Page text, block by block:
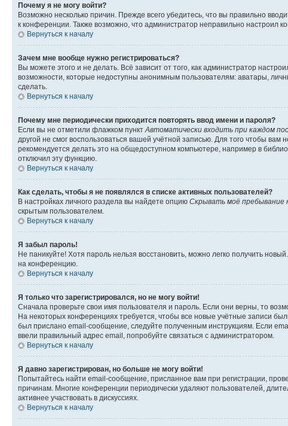
Почему я не могу войти?
Возможно несколько причин. Прежде всего убедитесь, что вы правильно
к конференции. Также возможно, что администратор неправильно настроил
Вернуться к началу
Зачем мне вообще нужно регистрироваться?
Вы можете этого и не делать. Всё зависит от того, как администратор
возможности, которые недоступны анонимным пользователям: аватары,
сделать.
Вернуться к началу
Почему мне периодически приходится повторять ввод имени и пароля?
Если вы не отметили флажком пункт Автоматически входить при каждом
другой не смог воспользоваться вашей учётной записью. Для того чтобы
рекомендуется делать это на общедоступном компьютере, например в
отключил эту функцию.
Вернуться к началу
Как сделать, чтобы я не появлялся в списке активных пользователей?
В настройках личного раздела вы найдете опцию Скрывать моё пребывание
скрытым пользователем.
Вернуться к началу
Я забыл пароль!
Не паникуйте! Хотя пароль нельзя восстановить, можно легко получить
на конференцию.
Вернуться к началу
Я только что зарегистрировался, но не могу войти!
Сначала проверьте свои имя пользователя и пароль. Если они верны, то
На некоторых конференциях требуется, чтобы все новые учётные записи
был прислано email-сообщение, следуйте полученным инструкциям. Если
ввели правильный адрес email, попробуйте связаться с администратором.
Вернуться к началу
Я давно зарегистрирован, но больше не могу войти!
Попытайтесь найти email-сообщение, присланное вам при регистрации,
причинам. Многие конференции периодически удаляют пользователей,
активнее участвовать в дискуссиях.
Вернуться к началу